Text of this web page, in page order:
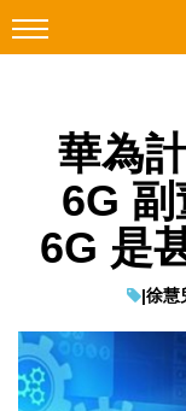
Facebook
科技焦點
網絡生活
教學評測
EduTech
華為
6G 副
6G 是
|徐慧